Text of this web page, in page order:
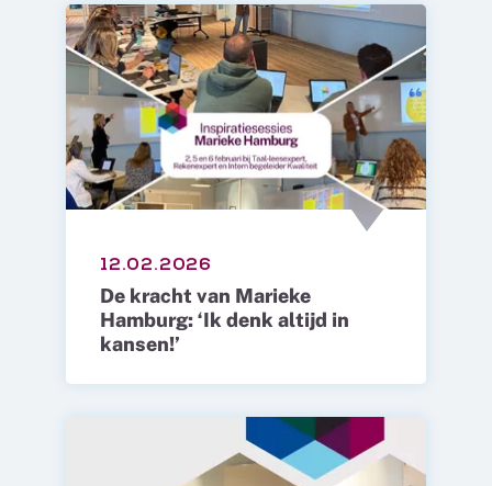
12.02.2026
De kracht van Marieke
Hamburg: ‘Ik denk altijd in
kansen!’